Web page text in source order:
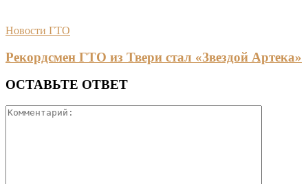
Новости ГТО
Рекордсмен ГТО из Твери стал «Звездой Артека»
ОСТАВЬТЕ ОТВЕТ